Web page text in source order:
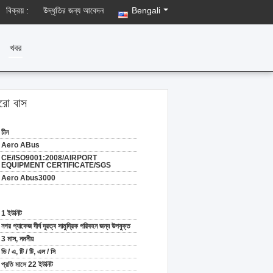
বিক্রয় : উদ্ধৃতির জন্য আবেদন Bengali
খবর
বাস
চীন
Aero ABus
CE/ISO9001:2008/AIRPORT
EQUIPMENT CERTIFICATE/SGS
Aero Abus3000
1 ইউনিট
নগর প্যাকেজ দীর্ঘ দূরত্ব সামুদ্রিক পরিবহন জন্য উপযুক্ত
3 মাস, নমনীয়
ডি / এ, টি / টি, এল / সি
প্রতি মাসে 22 ইউনিট